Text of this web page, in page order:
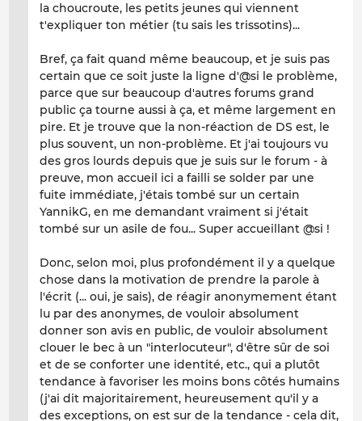
la choucroute, les petits jeunes qui viennent
t'expliquer ton métier (tu sais les trissotins)...
Bref, ça fait quand même beaucoup, et je suis pas
certain que ce soit juste la ligne d'@si le problème,
parce que sur beaucoup d'autres forums grand
public ça tourne aussi à ça, et même largement en
pire. Et je trouve que la non-réaction de DS est, le
plus souvent, un non-problème. Et j'ai toujours vu
des gros lourds depuis que je suis sur le forum - à
preuve, mon accueil ici a failli se solder par une
fuite immédiate, j'étais tombé sur un certain
YannikG, en me demandant vraiment si j'était
tombé sur un asile de fou... Super accueillant @si !
Donc, selon moi, plus profondément il y a quelque
chose dans la motivation de prendre la parole à
l'écrit (... oui, je sais), de réagir anonymement étant
lu par des anonymes, de vouloir absolument
donner son avis en public, de vouloir absolument
clouer le bec à un "interlocuteur", d'être sûr de soi
et de se conforter une identité, etc., qui a plutôt
tendance à favoriser les moins bons côtés humains
(j'ai dit majoritairement, heureusement qu'il y a
des exceptions, on est sur de la tendance - cela dit,